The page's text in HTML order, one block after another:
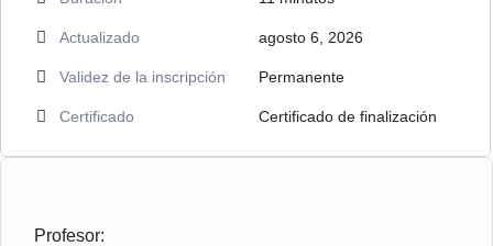
Actualizado agosto 6, 2026
Validez de la inscripción Permanente
Certificado Certificado de finalización
Profesor: